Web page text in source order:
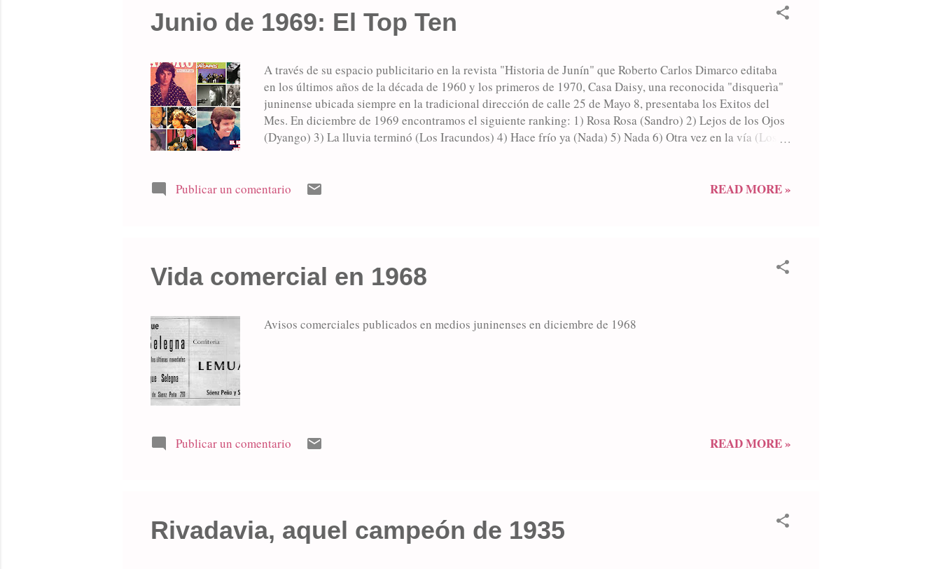
Junio de 1969: El Top Ten
A través de su espacio publicitario en la revista "Historia de Junín" que Roberto Carlos Dimarco editaba
en los últimos años de la década de 1960 y los primeros de 1970, Casa Daisy, una reconocida "disquerìa"
juninense ubicada siempre en la tradicional dirección de calle 25 de Mayo 8, presentaba los Exitos del
Mes. En diciembre de 1969 encontramos el siguiente ranking: 1) Rosa Rosa (Sandro) 2) Lejos de los Ojos
(Dyango) 3) La lluvia terminó (Los Iracundos) 4) Hace frío ya (Nada) 5) Nada 6) Otra vez en la vía (Los
Publicar un comentario
READ MORE »
Vida comercial en 1968
Avisos comerciales publicados en medios juninenses en diciembre de 1968
Publicar un comentario READ MORE »
Rivadavia, aquel campeón de 1935